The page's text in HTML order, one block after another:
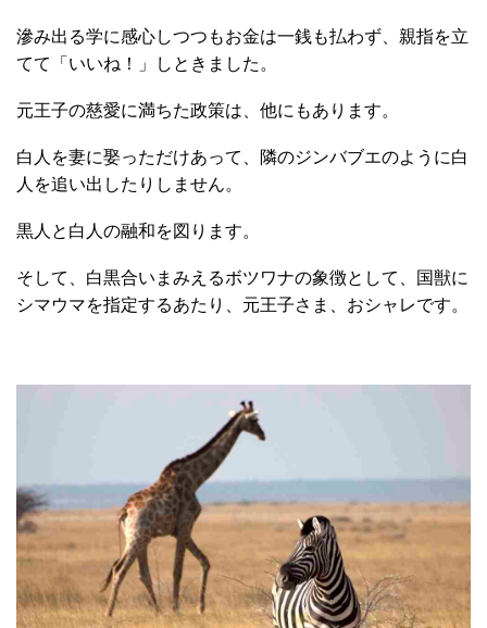
滲み出る学に感心しつつもお金は一銭も払わず、親指を立
てて「いいね！」しときました。
元王子の慈愛に満ちた政策は、他にもあります。
白人を妻に娶っただけあって、隣のジンバブエのように白
人を追い出したりしません。
黒人と白人の融和を図ります。
そして、白黒合いまみえるボツワナの象徴として、国獣に
シマウマを指定するあたり、元王子さま、おシャレです。